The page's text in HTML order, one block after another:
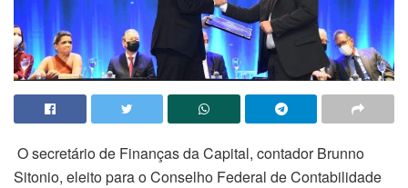
O secretário de Finanças da Capital, contador Brunno
Sitonio, eleito para o Conselho Federal de Contabilidade